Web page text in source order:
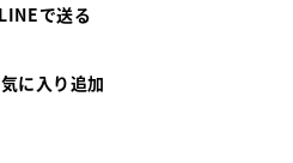
LINEで送る
に入り追加